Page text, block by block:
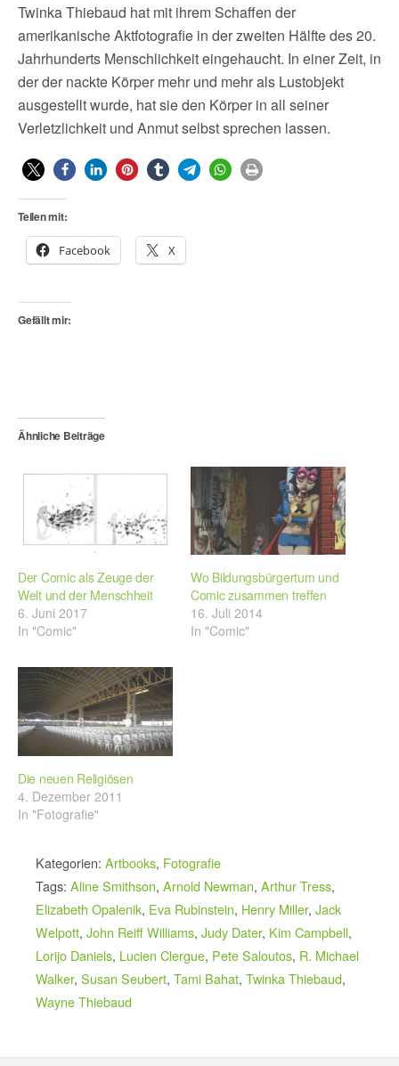
Twinka Thiebaud hat mit ihrem Schaffen der
amerikanische Aktfotografie in der zweiten Hälfte des 20.
Jahrhunderts Menschlichkeit eingehaucht. In einer Zeit, in
der der nackte Körper mehr und mehr als Lustobjekt
ausgestellt wurde, hat sie den Körper in all seiner
Verletzlichkeit und Anmut selbst sprechen lassen.
Teilen mit:
Facebook X
Gefällt mir:
Ähnliche Beiträge
Der Comic als Zeuge der
Welt und der Menschheit
6. Juni 2017
In "Comic"
Wo Bildungsbürgertum und
Comic zusammen treffen
16. Juli 2014
In "Comic"
Die neuen Religiösen
4. Dezember 2011
In "Fotografie"
Kategorien: Artbooks, Fotografie
Tags: Aline Smithson, Arnold Newman, Arthur Tress,
Elizabeth Opalenik, Eva Rubinstein, Henry Miller, Jack
Welpott, John Reiff Williams, Judy Dater, Kim Campbell,
Lorijo Daniels, Lucien Clergue, Pete Saloutos, R. Michael
Walker, Susan Seubert, Tami Bahat, Twinka Thiebaud,
Wayne Thiebaud